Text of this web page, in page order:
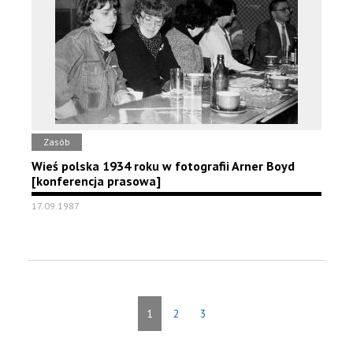
Zasób
Wieś polska 1934 roku w fotografii Arner Boyd
[konferencja prasowa]
17.09.1987
1 2 3